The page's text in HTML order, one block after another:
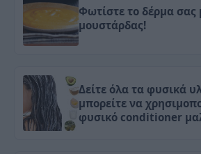
Φωτίστε το δέρμα σας
μουστάρδας!
Δείτε όλα τα φυσικά
μπορείτε να
φυσικό conditioner